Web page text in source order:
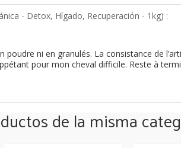
- Detox, Hígado, Recuperación - 1kg) :
poudre ni en granulés. La consistance de
pour mon cheval difficile. Reste à
de la misma